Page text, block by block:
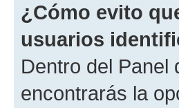
¿Cómo evito
usuarios
Dentro del Panel
encontrarás la